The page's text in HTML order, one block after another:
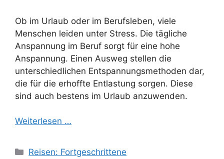
Ob im Urlaub oder im Berufsleben, viele
Menschen leiden unter Stress. Die tägliche
Anspannung im Beruf sorgt für eine hohe
Anspannung. Einen Ausweg stellen die
unterschiedlichen Entspannungsmethoden dar,
die für die erhoffte Entlastung sorgen. Diese
sind auch bestens im Urlaub anzuwenden.
Weiterlesen …
Kategorien
Reisen: Fortgeschrittene